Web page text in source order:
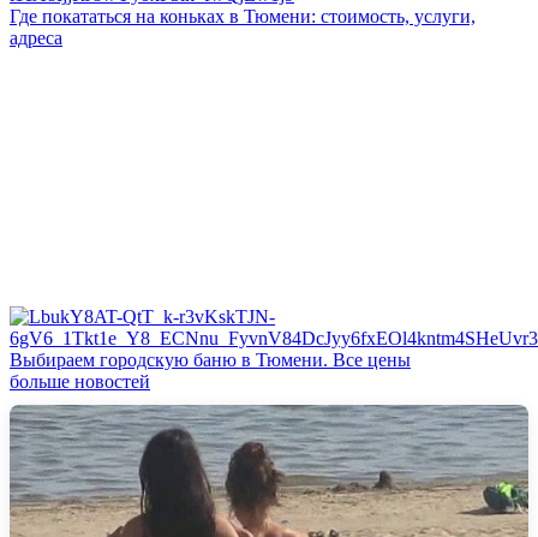
Где покататься на коньках в Тюмени: стоимость, услуги,
адреса
Выбираем городскую баню в Тюмени. Все цены
больше новостей